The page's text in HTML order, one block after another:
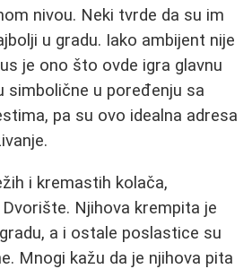
nivou. Neki tvrde da su im
u gradu. Iako ambijent nije
je ono što ovde igra glavnu
simbolične u poređenju sa
pa su ovo idealna adresa
i kremastih kolača,
Njihova krempita je
a i ostale poslastice su
Mnogi kažu da je njihova pita